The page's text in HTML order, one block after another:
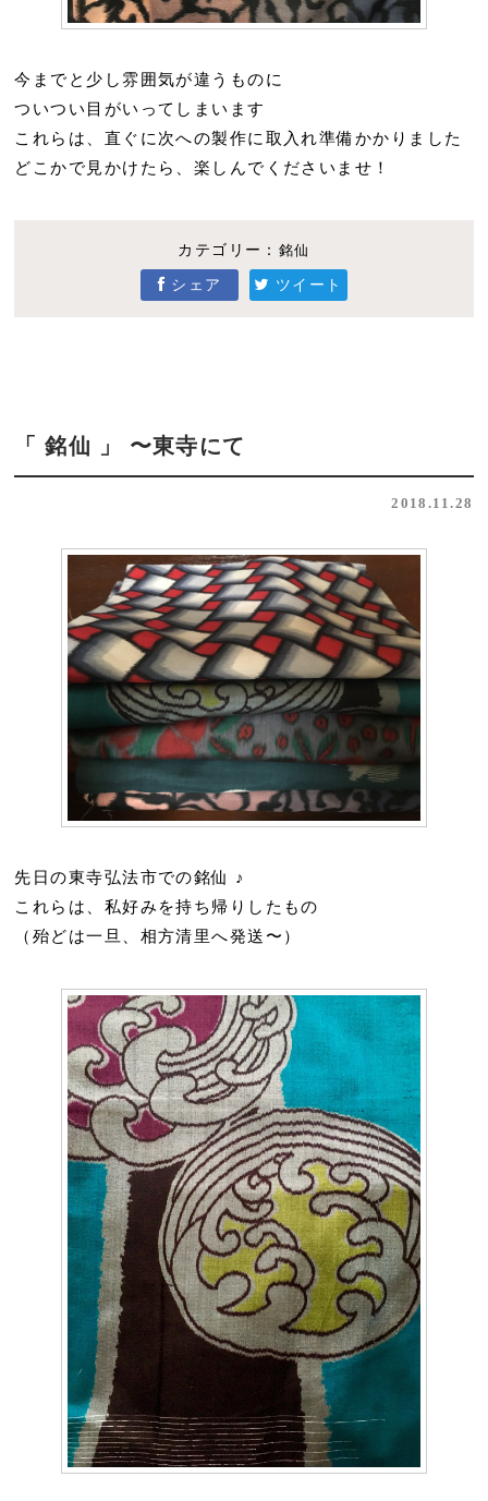
今までと少し雰囲気が違うものに
ついつい目がいってしまいます
これらは、直ぐに次への製作に取入れ準備かかりました
どこかで見かけたら、楽しんでくださいませ！
カテゴリー： 銘仙
シェア ツイート
「 銘仙 」 〜東寺にて
2018.11.28
先日の東寺弘法市での銘仙 ♪
これらは、私好みを持ち帰りしたもの
（殆どは一旦、相方清里へ発送〜）